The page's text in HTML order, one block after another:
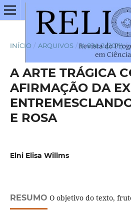
INÍCIO / ARQUIVOS / V. 8 N. 2 (2011) /
A ARTE TRÁGICA
AFIRMAÇÃO DA
E ROSA
Elni Elisa Willms
RESUMO O objetivo do texto,